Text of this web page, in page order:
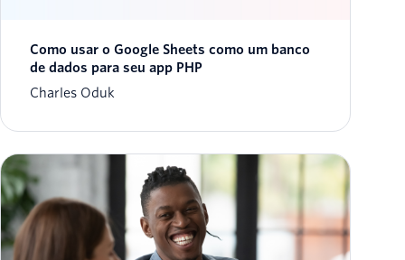
Como usar o Google Sheets como um banco
de dados para seu app PHP
Charles Oduk